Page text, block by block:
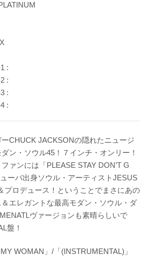
:
:
:
:
CHUCK JACKSONの隠れたニュージ
ン・ソウル45！７インチ・オンリー！
ァンには「PLEASE STAY DON’T G
ーバ出身ソウル・アーティストJESUS
プロデュース！ということでまさにあの
エレガントな最高モダン・ソウル・ダ
ヴァージョンも素晴らしいで
盤！
WOMAN」/「(INSTRUMENTAL)」